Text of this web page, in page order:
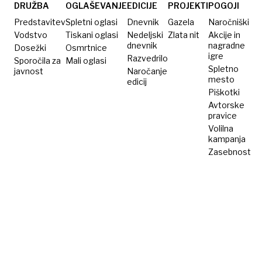
temno
zgodovino
Gaga?
DRUŽBA
Predstavitev
Vodstvo
Dosežki
Sporočila za
javnost
OGLAŠEVANJE
Spletni oglasi
Tiskani oglasi
Osmrtnice
Mali oglasi
EDICIJE
Dnevnik
Nedeljski
dnevnik
Razvedrilo
Naročanje
edicij
PROJEKTI
Gazela
Zlata nit
POGOJI
Naročniški
Akcije in
nagradne
igre
Spletno
mesto
Piškotki
Avtorske
pravice
Volilna
kampanja
Zasebnost